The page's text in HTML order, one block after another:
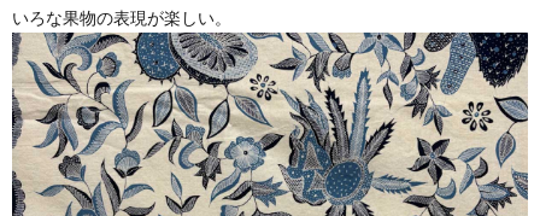
いろな果物の表現が楽しい。